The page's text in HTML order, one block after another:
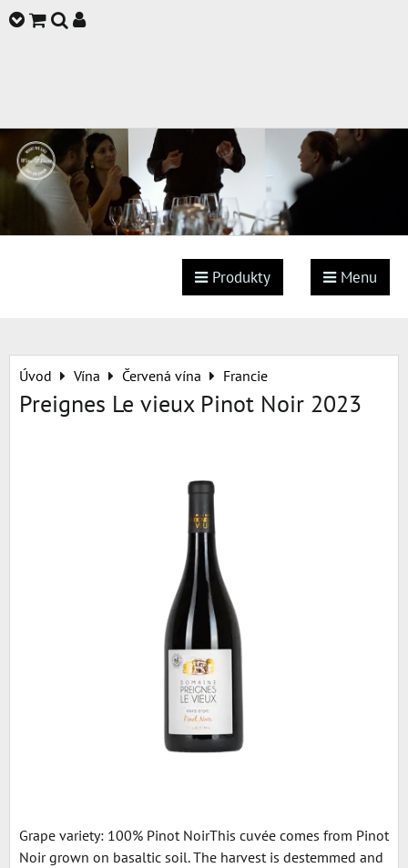
Produkty Menu
Úvod Vína Červená vína Francie
Preignes Le vieux Pinot Noir 2023
Grape variety: 100% Pinot NoirThis cuvée comes from Pinot
Noir grown on basaltic soil. The harvest is destemmed and